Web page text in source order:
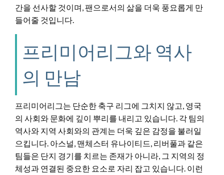
간을 선사할 것이며, 팬으로서의 삶을 더욱 풍요롭게 만
들어줄 것입니다.
프리미어리그와 역사
의 만남
프리미어리그는 단순한 축구 리그에 그치지 않고, 영국
의 사회와 문화에 깊이 뿌리를 내리고 있습니다. 각 팀의
역사와 지역 사회와의 관계는 더욱 깊은 감정을 불러일
으킵니다. 아스널, 맨체스터 유나이티드, 리버풀과 같은
팀들은 단지 경기를 치르는 존재가 아니라, 그 지역의 정
체성과 연결된 중요한 요소로 자리 잡고 있습니다. 이런